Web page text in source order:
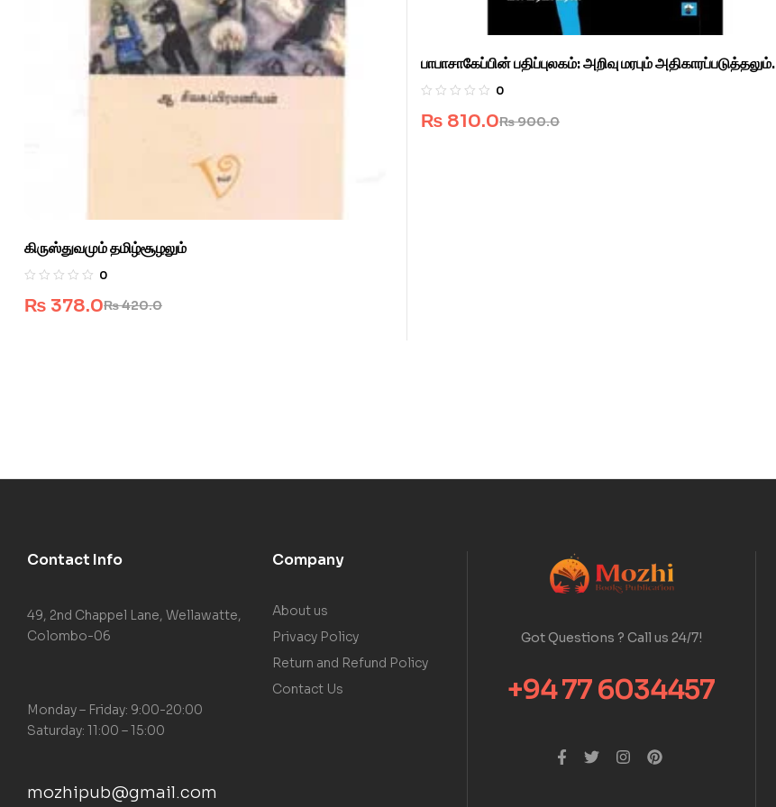
கிருஸ்துவமும் தமிழ்சூழலும்
0
₨420.0
₨ 378.0
பாபாசாகேப்பின் பதிப்புலகம்: அறிவு மரபும் அதிகாரப்படுத்தலும்.
0
₨900.0
₨ 810.0
Contact Info
49, 2nd Chappel Lane, Wellawatte,
Colombo-06
Monday – Friday: 9:00-20:00
Saturday: 11:00 – 15:00
mozhipub@gmail.com
Company
About us
Privacy Policy
Return and Refund Policy
Contact Us
Got Questions ? Call us 24/7!
+94 77 6034457